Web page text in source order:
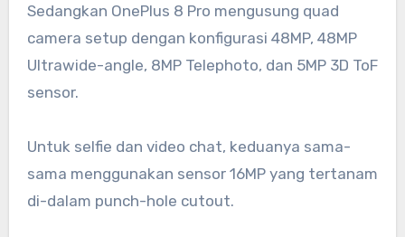
Sedangkan OnePlus 8 Pro mengusung quad
camera setup dengan konfigurasi 48MP, 48MP
Ultrawide-angle, 8MP Telephoto, dan 5MP 3D ToF
sensor.
Untuk selfie dan video chat, keduanya sama-
sama menggunakan sensor 16MP yang tertanam
di-dalam punch-hole cutout.